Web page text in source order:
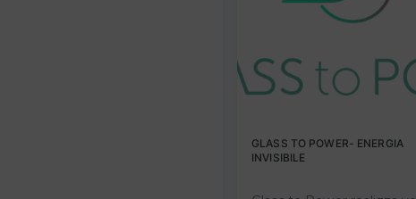
GLASS TO POWER- ENERGIA
INVISIBILE